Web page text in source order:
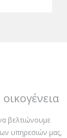
βελτιώνουμε
υπηρεσιών μας,